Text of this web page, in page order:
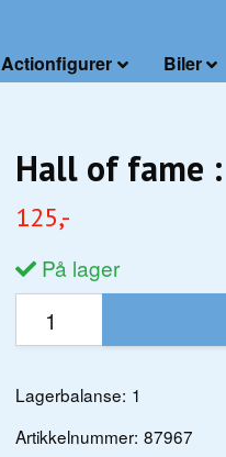
Actionfigurer Biler
Hall of fame :
125,-
På lager
Lagerbalanse: 1
Artikkelnummer: 87967